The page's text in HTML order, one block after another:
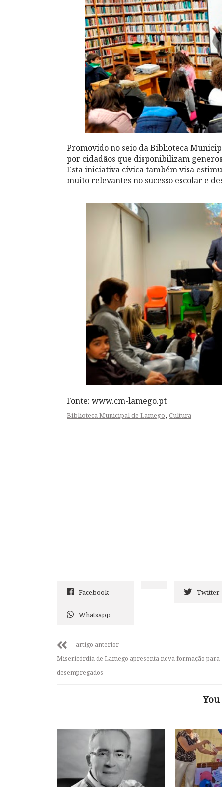
Promovido no seio da Biblioteca
por cidadãos que disponibilizam
Esta iniciativa cívica também visa
muito relevantes no sucesso escolar e
Fonte: www.cm-lamego.pt
Biblioteca Municipal de Lamego, Cultura
Facebook Twitter
Whatsapp
artigo anterior
Misericórdia de Lamego apresenta nova formação para
desempregados